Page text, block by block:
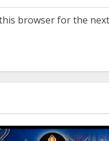
browser for the